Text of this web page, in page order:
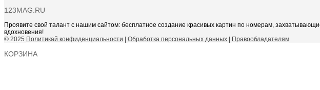
123MAG.RU
Проявите свой талант с нашим сайтом: бесплатное создание красивых картин по номерам,
вдохновения!
© 2025 Политикай конфиденциальности Обработка персональных данных Правообладателям
КОРЗИНА